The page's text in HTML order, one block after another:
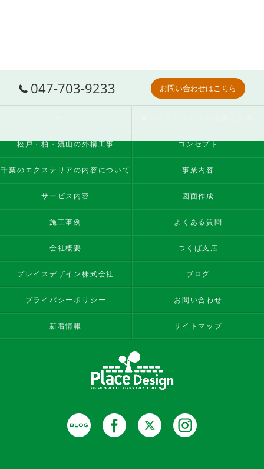
047-703-9233 お問い合わせはこちら
松戸・柏・流山の外構工事 コンセプト
千葉のエクステリアの内容について 事業内容
サービス内容 図面作成
施工事例 よくある質問
会社概要 つくば支店
プレイスデザイン株式会社 ブログ
プライバシーポリシー お問い合わせ
新着情報 サイトマップ